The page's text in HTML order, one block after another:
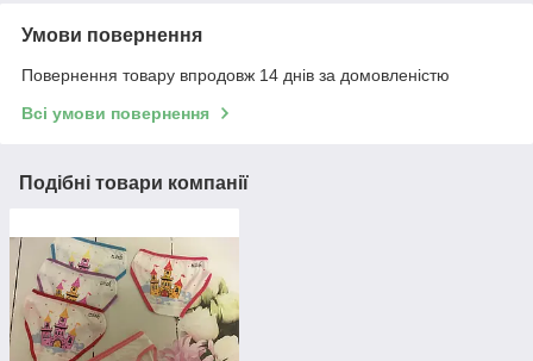
Умови повернення
Повернення товару впродовж 14 днів за домовленістю
Всі умови повернення
Подібні товари компанії